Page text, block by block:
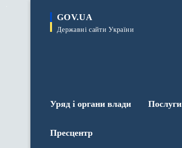
GOV.UA
Державні сайти України
Уряд і органи влади Послуги
Пресцентр